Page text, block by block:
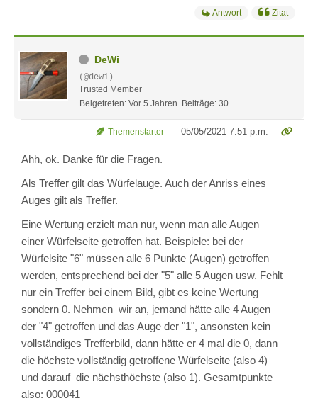
Antwort Zitat
DeWi
(@dewi)
Trusted Member
Beigetreten: Vor 5 Jahren Beiträge: 30
Themenstarter 05/05/2021 7:51 p.m.
Ahh, ok. Danke für die Fragen.
Als Treffer gilt das Würfelauge. Auch der Anriss eines
Auges gilt als Treffer.
Eine Wertung erzielt man nur, wenn man alle Augen
einer Würfelseite getroffen hat. Beispiele: bei der
Würfelsite "6" müssen alle 6 Punkte (Augen) getroffen
werden, entsprechend bei der "5" alle 5 Augen usw. Fehlt
nur ein Treffer bei einem Bild, gibt es keine Wertung
sondern 0. Nehmen wir an, jemand hätte alle 4 Augen
der "4" getroffen und das Auge der "1", ansonsten kein
vollständiges Trefferbild, dann hätte er 4 mal die 0, dann
die höchste vollständig getroffene Würfelseite (also 4)
und darauf die nächsthöchste (also 1). Gesamtpunkte
also: 000041